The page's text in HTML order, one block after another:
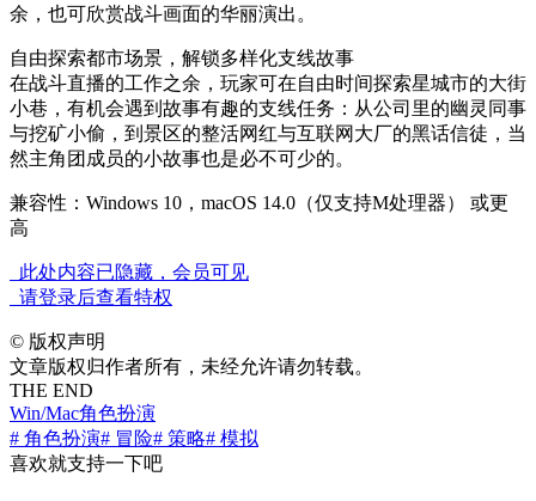
余，也可欣赏战斗画面的华丽演出。
自由探索都市场景，解锁多样化支线故事
在战斗直播的工作之余，玩家可在自由时间探索星城市的大街
小巷，有机会遇到故事有趣的支线任务：从公司里的幽灵同事
与挖矿小偷，到景区的整活网红与互联网大厂的黑话信徒，当
然主角团成员的小故事也是必不可少的。
兼容性：Windows 10，macOS 14.0（仅支持M处理器） 或更
高
此处内容已隐藏，会员可见
请登录后查看特权
© 版权声明
文章版权归作者所有，未经允许请勿转载。
THE END
Win/Mac角色扮演
# 角色扮演# 冒险# 策略# 模拟
喜欢就支持一下吧